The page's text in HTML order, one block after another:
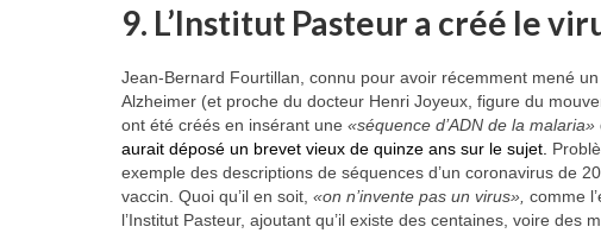
9. L’Institut Pasteur a créé le
Jean-Bernard Fourtillan, connu pour avoir récemment mené
Alzheimer (et proche du docteur Henri Joyeux, figure du
ont été créés en insérant une «séquence d’ADN de la malaria»
aurait déposé un brevet vieux de quinze ans sur le sujet.
exemple des descriptions de séquences d’un coronavirus de
vaccin. Quoi qu’il en soit, «on n’invente pas un virus», comme
l’Institut Pasteur, ajoutant qu’il existe des centaines, voire